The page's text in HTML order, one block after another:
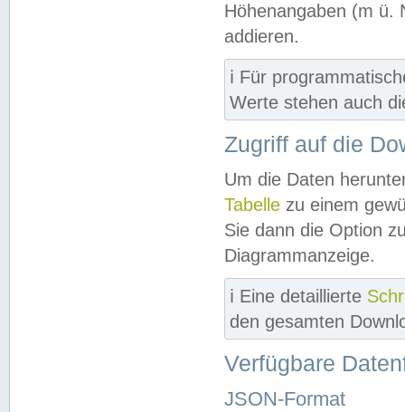
Höhenangaben (m ü.
addieren.
ℹ️ Für
Werte stehen auch
Zugriff auf die
Um die Daten
Tabelle zu einem
Sie dann die Option
Diagrammanzeige.
ℹ️ Eine detaillierte
den gesamten
Verfügbare
JSON-Format